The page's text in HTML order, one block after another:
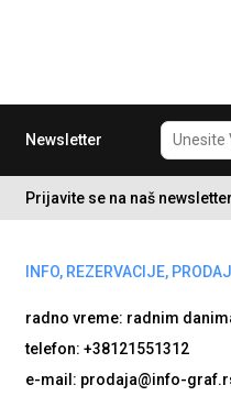
Newsletter
Prijavite se na naš
INFO, REZERVACIJE,
radno vreme: radnim
telefon: +38121551312
e-mail: prodaja@info-